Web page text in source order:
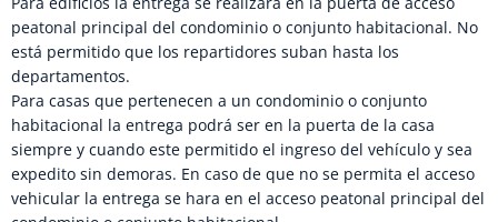
peatonal principal del condominio o conjunto habitacional. No
está permitido que los repartidores suban hasta los
departamentos.
Para casas que pertenecen a un condominio o conjunto
habitacional la entrega podrá ser en la puerta de la casa
siempre y cuando este permitido el ingreso del vehículo y sea
expedito sin demoras. En caso de que no se permita el acceso
vehicular la entrega se hara en el acceso peatonal principal del